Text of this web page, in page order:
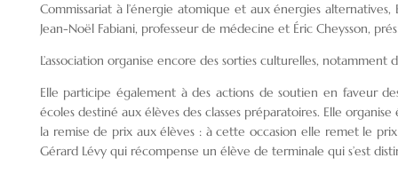
Commissariat à l’énergie atomique et aux énergies
Jean-Noël Fabiani, professeur de médecine et Éric Cheysson,
L’association organise encore des sorties culturelles, notamment
Elle participe également à des actions de soutien en faveur
écoles destiné aux élèves des classes préparatoires. Elle
la remise de prix aux élèves : à cette occasion elle remet le
Gérard Lévy qui récompense un élève de terminale qui s’est